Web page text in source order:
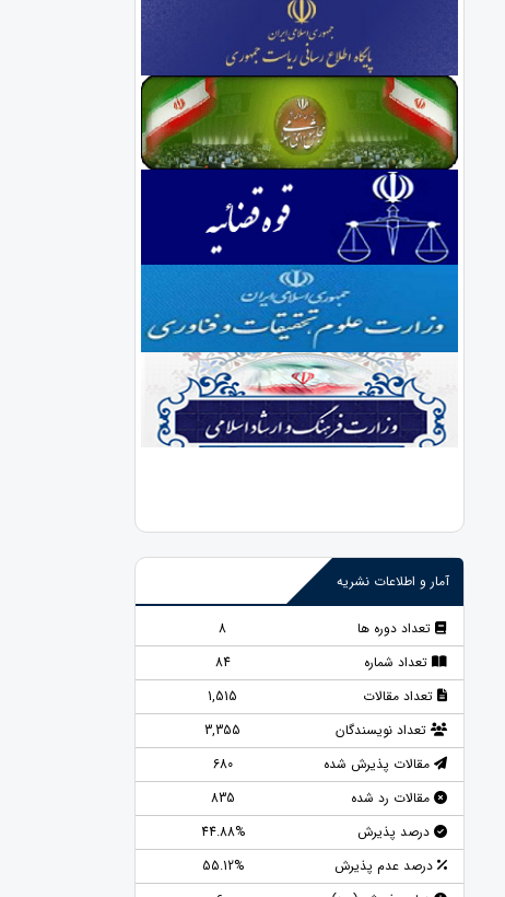
آمار و اطلاعات نشریه
تعداد دوره ها
8
تعداد شماره
84
تعداد مقالات
1,515
تعداد نویسندگان
3,355
مقالات پذیرش شده
680
مقالات رد شده
835
درصد پذیرش
44.88%
درصد عدم پذیرش
55.12%